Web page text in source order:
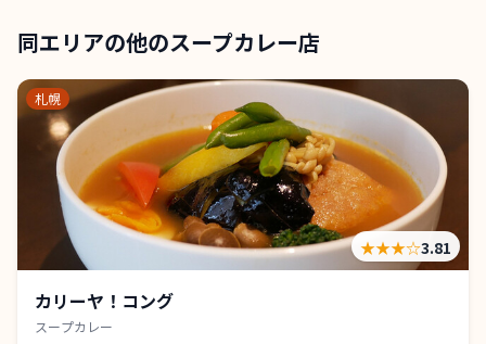
同エリアの他のスープカレー店
札幌
★★★☆3.81
カリーヤ！コング
スープカレー